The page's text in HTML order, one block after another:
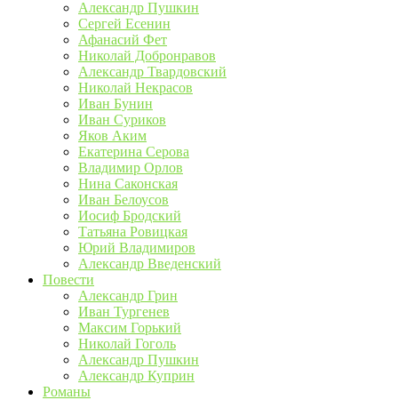
Александр Пушкин
Сергей Есенин
Афанасий Фет
Николай Добронравов
Александр Твардовский
Николай Некрасов
Иван Бунин
Иван Суриков
Яков Аким
Екатерина Серова
Владимир Орлов
Нина Саконская
Иван Белоусов
Иосиф Бродский
Татьяна Ровицкая
Юрий Владимиров
Александр Введенский
Повести
Александр Грин
Иван Тургенев
Максим Горький
Николай Гоголь
Александр Пушкин
Александр Куприн
Романы